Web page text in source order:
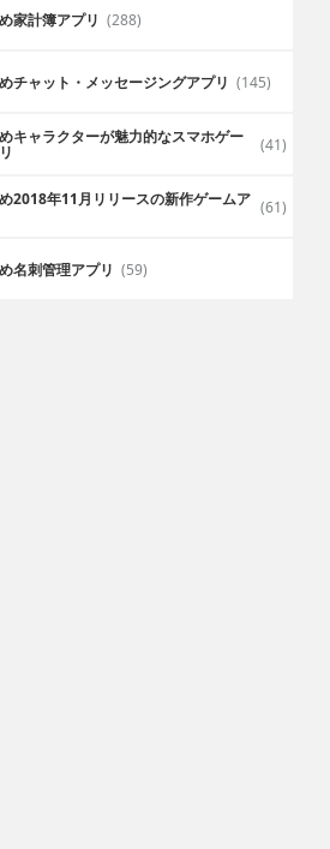
も見や
家計簿アプリ (288)
チャット・メッセージングアプリ (145)
キャラクターが魅力的なスマホゲー (41)
2018年11月リリースの新作ゲームア (61)
名刺管理アプリ (59)